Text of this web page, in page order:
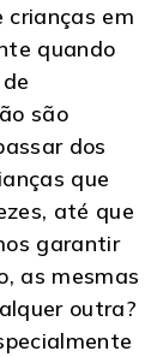
em
quando
são
dos
que
até que
garantir
as mesmas
outra?